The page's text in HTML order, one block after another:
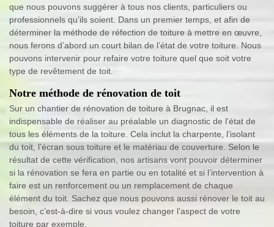
que nous pouvons suggérer à tous nos clients, particuliers ou
professionnels qu’ils soient. Dans un premier temps, et afin de
déterminer la méthode de réfection de toiture à mettre en œuvre,
nous ferons d’abord un court bilan de l’état de votre toiture. Nous
pouvons intervenir pour refaire votre toiture quel que soit votre
type de revêtement de toit.
Notre méthode de rénovation de toit
Sur un chantier de rénovation de toiture à Brugnac, il est
indispensable de réaliser au préalable un diagnostic de l’état de
tous les éléments de la toiture. Cela inclut la charpente, l’isolant
du toit, l’écran sous toiture et le matériau de couverture. Selon le
résultat de cette vérification, nos artisans vont pouvoir déterminer
si la rénovation se fera en partie ou en totalité et si l’intervention à
faire est un renforcement ou un remplacement de chaque
élément du toit. Sachez que nous pouvons aussi rénover le toit au
besoin, c’est-à-dire si vous voulez changer l’aspect de votre
toiture par exemple.